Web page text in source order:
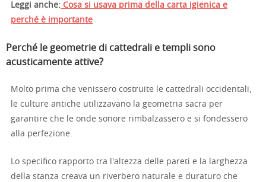
Leggi anche: Cosa si usava prima della carta igienica e
perché è importante
Perché le geometrie di cattedrali e templi sono
acusticamente attive?
Molto prima che venissero costruite le cattedrali occidentali,
le culture antiche utilizzavano la geometria sacra per
garantire che le onde sonore rimbalzassero e si fondessero
alla perfezione.
Lo specifico rapporto tra l'altezza delle pareti e la larghezza
della stanza creava un riverbero naturale e duraturo che